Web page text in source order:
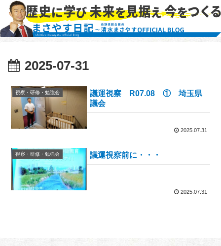
2025-07-31
視察・研修・勉強会
議運視察 R07.08 ① 埼玉県
議会
2025.07.31
視察・研修・勉強会 議運視察前に・・・
2025.07.31